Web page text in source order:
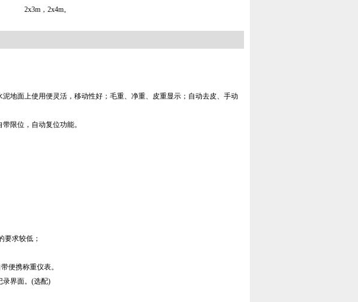
2x3m，2x4m。
地面上使用便灵活，移动性好；毛重、净重、皮重显示；自动去皮、手动
限位，自动复位功能。
要求较低；
便携称重仪表。
录界面。(选配)